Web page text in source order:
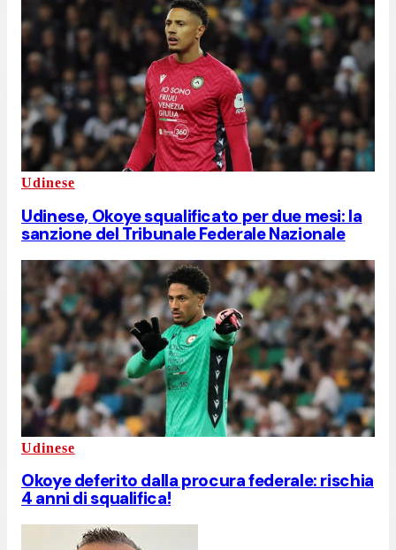
Udinese
Udinese, Okoye squalificato per due mesi: la
sanzione del Tribunale Federale Nazionale
Udinese
Okoye deferito dalla procura federale: rischia
4 anni di squalifica!